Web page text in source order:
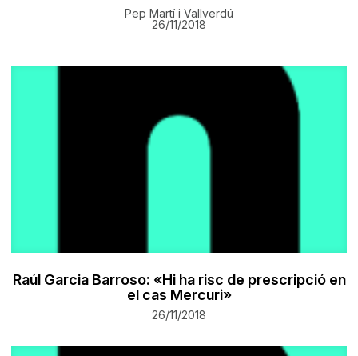
Pep Martí i Vallverdú
26/11/2018
Raúl Garcia Barroso: «Hi ha risc de prescripció en
el cas Mercuri»
26/11/2018